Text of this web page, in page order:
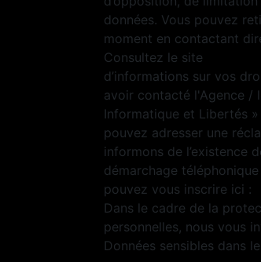
données. Vous pouvez
moment en contactant
Consultez le site
d’informations sur vos
avoir contacté l'Agence /
Informatique et Libertés
pouvez adresser une
informons de l’existence
démarchage
pouvez vous inscrire ici :
Dans le cadre de la
personnelles, nous vous
Données sensibles dans